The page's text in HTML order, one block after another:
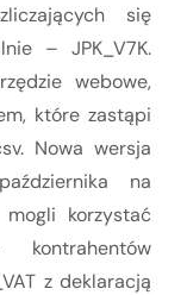
się
– JPK_V7K.
webowe,
które zastąpi
Nowa wersja
na
korzystać
z deklaracją